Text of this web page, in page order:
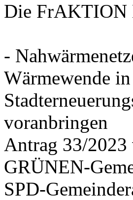
Die FrAKTION
-
Wärmewende in
voranbringen
Antrag 33/
GRÜNEN-
SPD-